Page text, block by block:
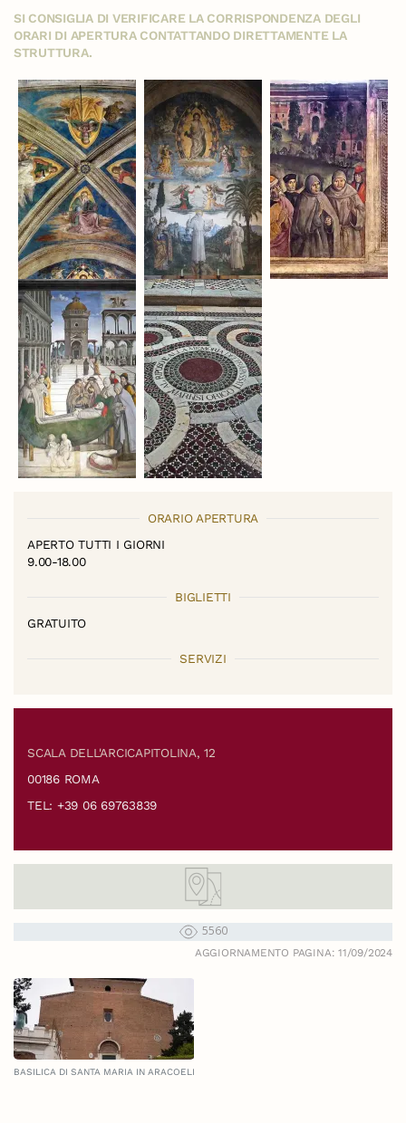
SI CONSIGLIA DI VERIFICARE LA CORRISPONDENZA DEGLI
ORARI DI APERTURA CONTATTANDO DIRETTAMENTE LA
STRUTTURA.
ORARIO APERTURA
APERTO TUTTI I GIORNI
9.00-18.00
BIGLIETTI
GRATUITO
SERVIZI
SCALA DELL'ARCICAPITOLINA, 12
00186 ROMA
TEL: +39 06 69763839
5560
AGGIORNAMENTO PAGINA: 11/09/2024
BASILICA DI SANTA MARIA IN ARACOELI